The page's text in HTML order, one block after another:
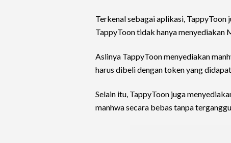
Terkenal sebagai aplikasi,
TappyToon tidak hanya menyediakan
Aslinya TappyToon menyediakan
harus dibeli dengan token yang
Selain itu, TappyToon juga
manhwa secara bebas tanpa